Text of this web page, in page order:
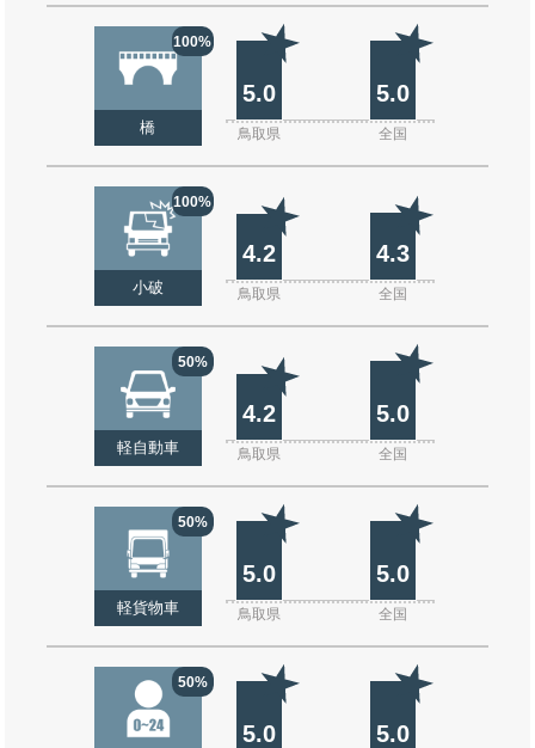
100%
橋
5.0 5.0
鳥取県 全国
100%
小破
4.2 4.3
鳥取県 全国
50%
軽自動車
4.2 5.0
鳥取県 全国
50%
軽貨物車
5.0 5.0
鳥取県 全国
50%
5.0 5.0